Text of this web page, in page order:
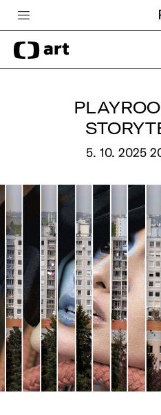
Česká televize
Zpravodajství
Vše o ČT
5. 10. 2025